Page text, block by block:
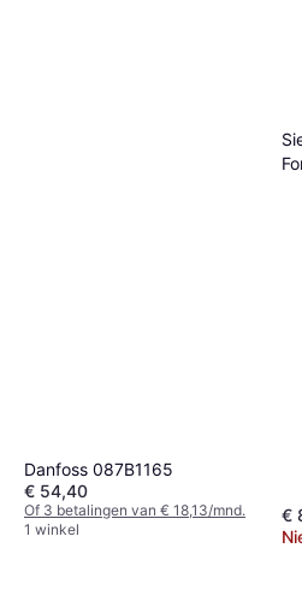
Danfoss 087B1165
€ 54,40
Of 3 betalingen van € 18,13/mnd.
1 winkel
€